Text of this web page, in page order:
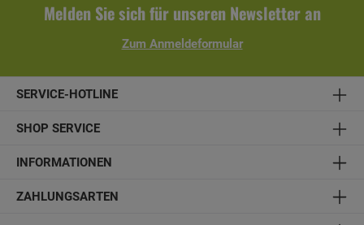
Melden Sie sich für unseren Newsletter an
Zum Anmeldeformular
SERVICE-HOTLINE
SHOP SERVICE
INFORMATIONEN
ZAHLUNGSARTEN